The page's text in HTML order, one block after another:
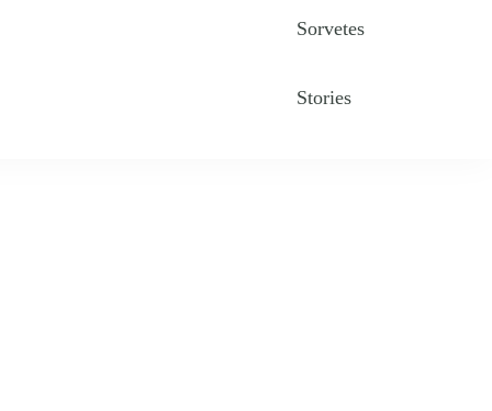
Sorvetes
Stories